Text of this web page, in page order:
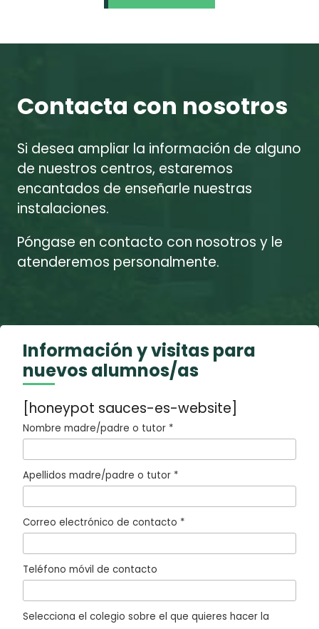
Contacta con nosotros
Si desea ampliar la información de alguno
de nuestros centros, estaremos
encantados de enseñarle nuestras
instalaciones.
Póngase en contacto con nosotros y le
atenderemos personalmente.
Información y visitas para
nuevos alumnos/as
[honeypot sauces-es-website]
Nombre madre/padre o tutor *
Apellidos madre/padre o tutor *
Correo electrónico de contacto *
Teléfono móvil de contacto
Selecciona el colegio sobre el que quieres hacer la